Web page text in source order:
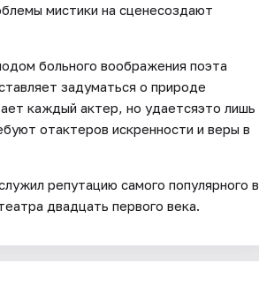
мистики на сценесоздают
больного воображения поэта
задуматься о природе
каждый актер, но удаетсяэто лишь
отактеров искренности и веры в
репутацию самого популярного в
двадцать первого века.